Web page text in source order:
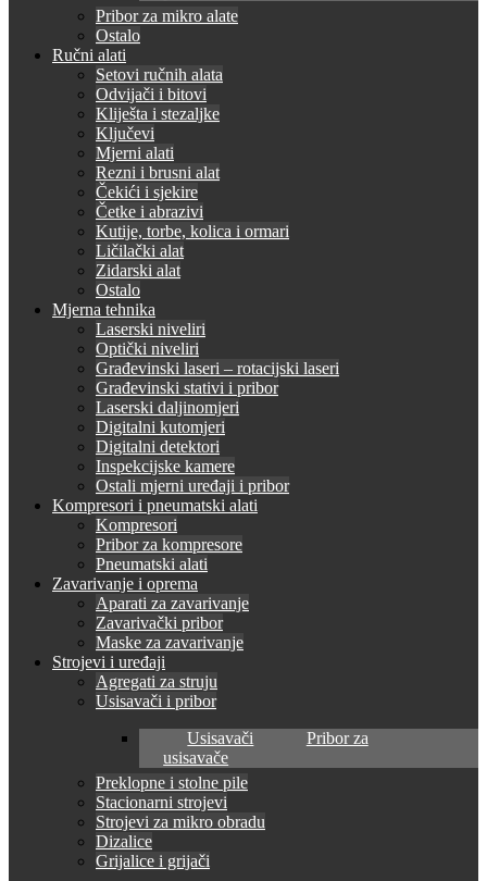
Pribor za mikro alate
Ostalo
Ručni alati
Setovi ručnih alata
Odvijači i bitovi
Kliješta i stezaljke
Ključevi
Mjerni alati
Rezni i brusni alat
Čekići i sjekire
Četke i abrazivi
Kutije, torbe, kolica i ormari
Ličilački alat
Zidarski alat
Ostalo
Mjerna tehnika
Laserski niveliri
Optički niveliri
Građevinski laseri – rotacijski laseri
Građevinski stativi i pribor
Laserski daljinomjeri
Digitalni kutomjeri
Digitalni detektori
Inspekcijske kamere
Ostali mjerni uređaji i pribor
Kompresori i pneumatski alati
Kompresori
Pribor za kompresore
Pneumatski alati
Zavarivanje i oprema
Aparati za zavarivanje
Zavarivački pribor
Maske za zavarivanje
Strojevi i uređaji
Agregati za struju
Usisavači i pribor
Usisavači
Pribor za
usisavače
Preklopne i stolne pile
Stacionarni strojevi
Strojevi za mikro obradu
Dizalice
Grijalice i grijači